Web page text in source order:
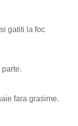
gatiti la foc
fara grasime.